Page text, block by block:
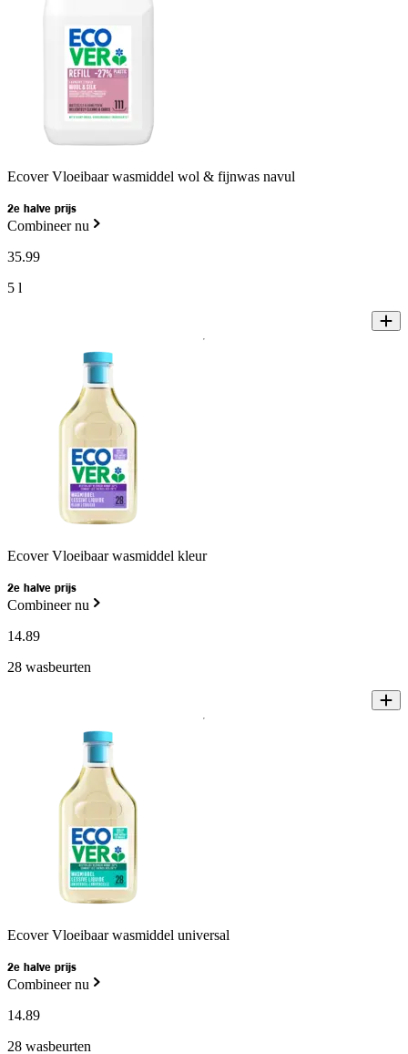
Ecover Vloeibaar wasmiddel wol & fijnwas navul
2e halve prijs
Combineer nu
35.99
5 l
Ecover Vloeibaar wasmiddel kleur
2e halve prijs
Combineer nu
14.89
28 wasbeurten
Ecover Vloeibaar wasmiddel universal
2e halve prijs
Combineer nu
14.89
28 wasbeurten